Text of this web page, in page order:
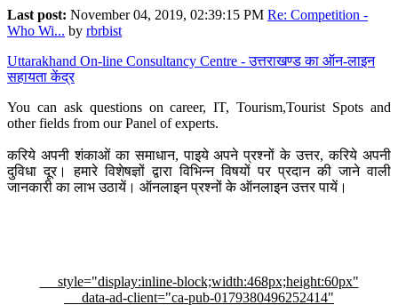
Last post: November 04, 2019, 02:39:15 PM Re: Competition -
Who Wi... by rbrbist
Uttarakhand On-line Consultancy Centre - उत्तराखण्ड का ऑन-लाइन
सहायता केंद्र
You can ask questions on career, IT, Tourism,Tourist Spots and
other fields from our Panel of experts.
करिये अपनी शंकाओं का समाधान, पाइये अपने प्रश्नों के उत्तर, करिये अपनी
दुविधा दूर। हमारे विशेषज्ञों द्वारा विभिन्न विषयों पर प्रदान की जाने वाली
जानकारी का लाभ उठायें। ऑनलाइन प्रश्नों के ऑनलाइन उत्तर पायें।
style="display:inline-block;width:468px;height:60px"
data-ad-client="ca-pub-0179380496252414"